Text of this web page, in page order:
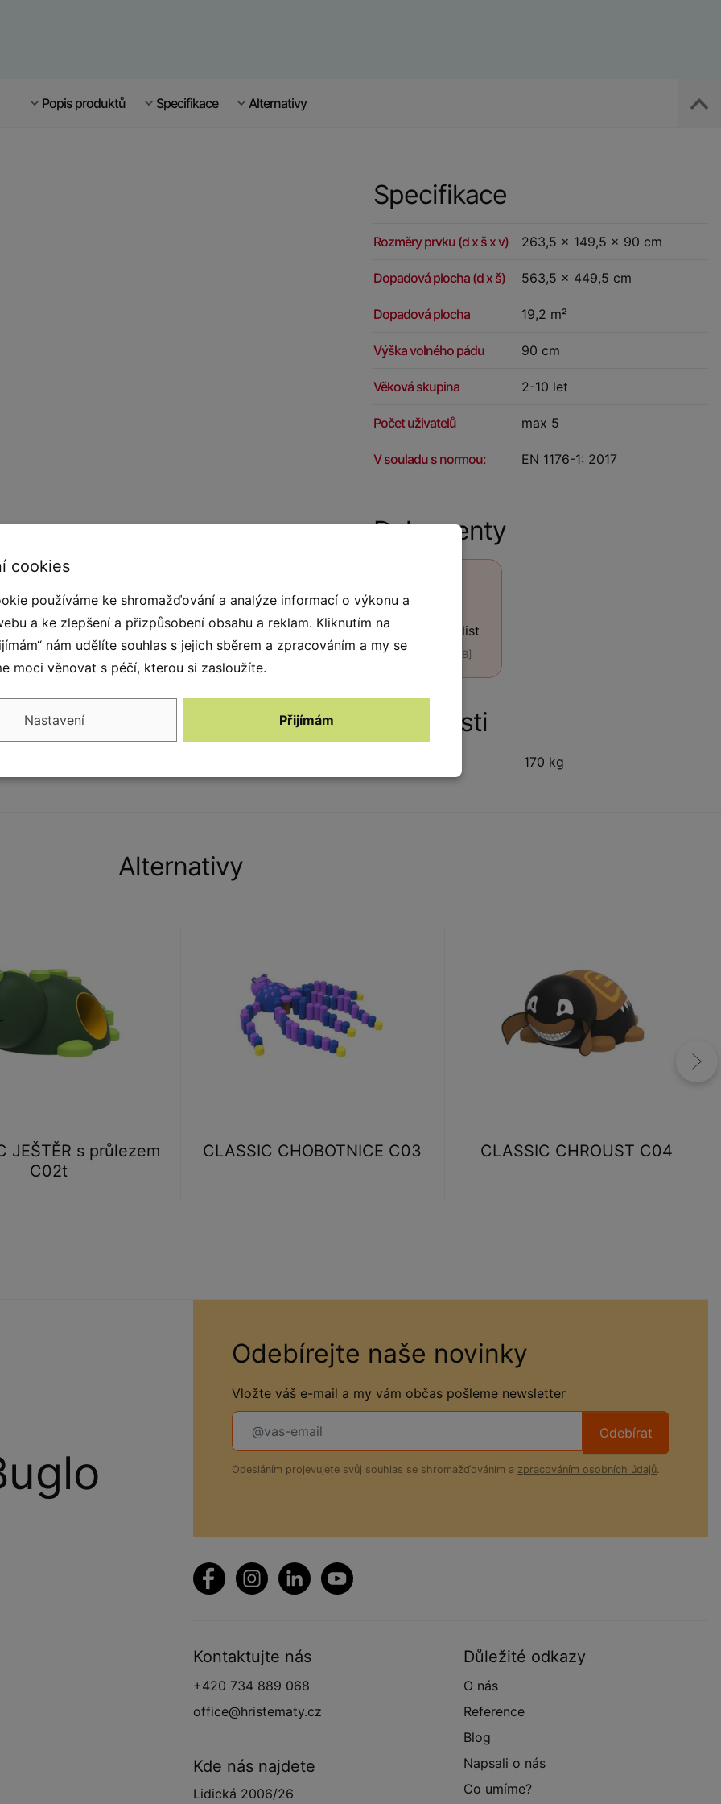
Popis produktů Specifikace Alternativy
Specifikace
Rozměry prvku (d x š x v) 263,5 x 149,5 x 90 cm
Dopadová plocha (d x š) 563,5 x 449,5 cm
Dopadová plocha 19,2 m²
Výška volného pádu 90 cm
Věková skupina 2-10 let
Počet uživatelů max 5
V souladu s normou: EN 1176-1: 2017
Dokumenty
Technický list
[PDF, 440 kB]
Vlastnosti
170 kg
pryžového granulátu. Pro spojení SBR
pryskyřice ). Konstrukci prvku tvoří
díky svému povrchu nekloužou, jsou stabilní
díky přitažlivému konceptu a společně s
Alternativy
JEŠTĚR s průlezem
C02t
CLASSIC CHOBOTNICE C03 CLASSIC CHROUST C04
Odebírejte naše novinky
Vložte váš e-mail a my vám občas pošleme newsletter
Odebírat
Odesláním projevujete svůj souhlas se shromažďováním a zpracováním osobních údajů.
Kontaktujte nás
+420 734 889 068
office@hristematy.cz
Kde nás najdete
Lidická 2006/26
Důležité odkazy
O nás
Reference
Blog
Napsali o nás
Co umíme?
cookies
používáme ke shromažďování a analýze informací o výkonu a
a ke zlepšení a přizpůsobení obsahu a reklam. Kliknutím na
nám udělíte souhlas s jejich sběrem a zpracováním a my se
moci věnovat s péčí, kterou si zasloužíte.
Nastavení Přijímám